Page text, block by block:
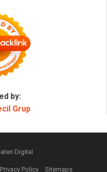
by:
Grup
Digital
Privacy Policy Sitemaps